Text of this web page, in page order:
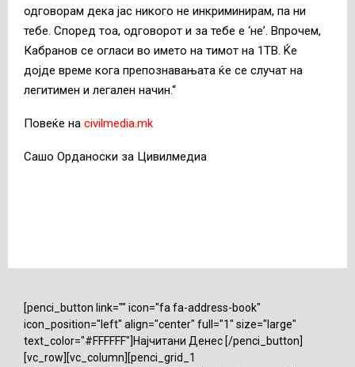
одговорам дека јас никого не инкриминирам, па ни
тебе. Според тоа, одговорот и за тебе е ‘не’. Впрочем,
Кабранов се огласи во името на тимот на 1ТВ. Ќе
дојде време кога препознавањата ќе се случат на
легитимен и легален начин.“
Повеќе на civilmedia.mk
Сашо Орданоски за Цивилмедиа
[penci_button link="" icon="fa fa-address-book"
icon_position="left" align="center" full="1" size="large"
text_color="#FFFFFF"]Најчитани Денес [/penci_button]
[vc_row][vc_column][penci_grid_1